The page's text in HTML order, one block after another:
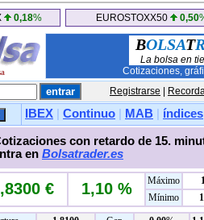
0,18% EUROSTOXX50 0,50
BOLSAT
La bolsa en
Cotizaciones,
Registrarse
IBEX Continuo MAB índices
con retardo de 15.
en Bolsatrader.es
€ 1,10 % Máximo
Mínimo